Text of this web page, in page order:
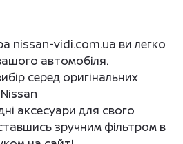
nissan-vidi.com.ua ви легко
автомобіля.
серед оригінальних
аксесуари для свого
зручним фільтром в